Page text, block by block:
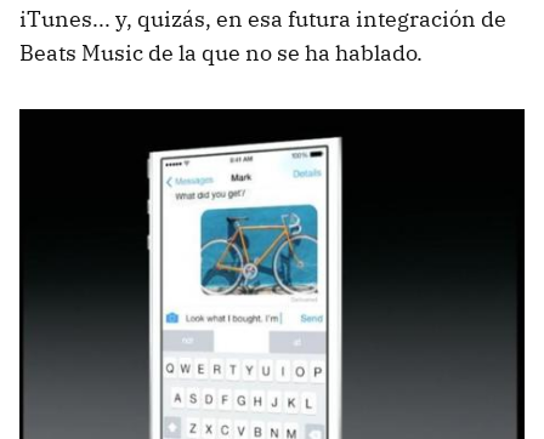
iTunes... y, quizás, en esa futura integración de
Beats Music de la que no se ha hablado.